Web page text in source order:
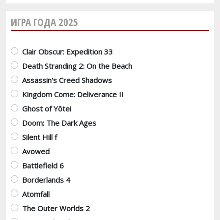
ИГРА ГОДА 2025
Варианты
Clair Obscur: Expedition 33
Death Stranding 2: On the Beach
Assassin's Creed Shadows
Kingdom Come: Deliverance II
Ghost of Yôtei
Doom: The Dark Ages
Silent Hill f
Avowed
Battlefield 6
Borderlands 4
Atomfall
The Outer Worlds 2